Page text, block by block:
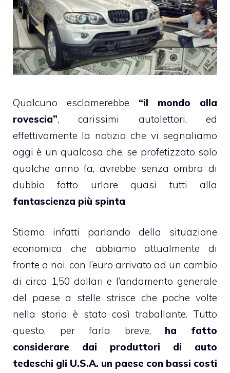
Qualcuno esclamerebbe “il mondo alla
rovescia”, carissimi autolettori, ed
effettivamente la notizia che vi segnaliamo
oggi è un qualcosa che, se profetizzato solo
qualche anno fa, avrebbe senza ombra di
dubbio fatto urlare quasi tutti alla
fantascienza più spinta.
Stiamo infatti parlando della situazione
economica che abbiamo attualmente di
fronte a noi, con l’euro arrivato ad un cambio
di circa 1,50 dollari e l’andamento generale
del paese a stelle strisce che poche volte
nella storia è stato così traballante. Tutto
questo, per farla breve, ha fatto
considerare dai produttori di auto
tedeschi gli U.S.A. un paese con bassi costi